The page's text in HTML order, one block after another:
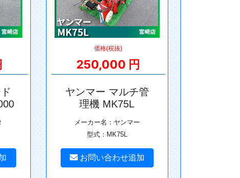
価格(税抜)
250,000 円
ヤンマー マルチ管
理機 MK75L
メーカー名：ヤンマー
型式：MK75L
お問い合わせ追加